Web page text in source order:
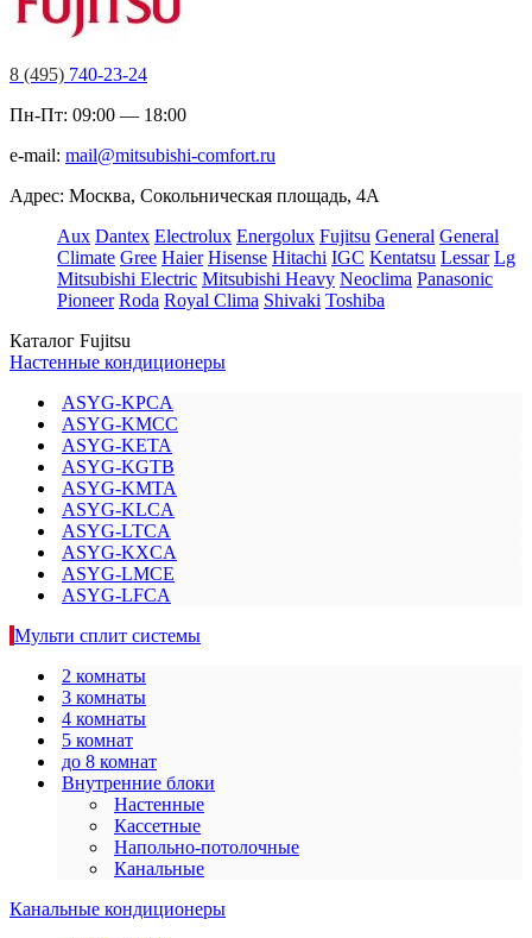
8 (495) 740-23-24
Пн-Пт: 09:00 — 18:00
e-mail: mail@mitsubishi-comfort.ru
Адрес: Москва, Сокольническая площадь, 4А
Aux Dantex Electrolux Energolux Fujitsu General General
Climate Gree Haier Hisense Hitachi IGC Kentatsu Lessar Lg
Mitsubishi Electric Mitsubishi Heavy Neoclima Panasonic
Pioneer Roda Royal Clima Shivaki Toshiba
Каталог Fujitsu
Настенные кондиционеры
ASYG-KPCA
ASYG-KMCC
ASYG-KETA
ASYG-KGTB
ASYG-KMTA
ASYG-KLCA
ASYG-LTCA
ASYG-KXCA
ASYG-LMCE
ASYG-LFCA
Мульти сплит системы
2 комнаты
3 комнаты
4 комнаты
5 комнат
до 8 комнат
Внутренние блоки
Настенные
Кассетные
Напольно-потолочные
Канальные
Канальные кондиционеры